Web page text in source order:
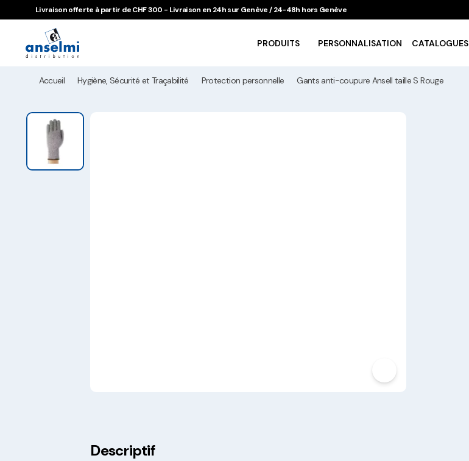
Aller au contenu
Aller à la navigation principale
Livraison offerte à partir de CHF 300 - Livraison en 24h sur Genève / 24-48h hors Genève
PRODUITS PERSONNALISATION CATALOGUES
Accueil Hygiène, Sécurité et Traçabilité Protection personnelle Gants anti-coupure Ansell taille S Rouge
Descriptif